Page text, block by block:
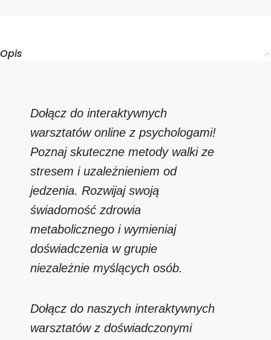
Opis
Dołącz do interaktywnych
warsztatów online z psychologami!
Poznaj skuteczne metody walki ze
stresem i uzależnieniem od
jedzenia. Rozwijaj swoją
świadomość zdrowia
metabolicznego i wymieniaj
doświadczenia w grupie
niezależnie myślących osób.
Dołącz do naszych interaktywnych
warsztatów z doświadczonymi